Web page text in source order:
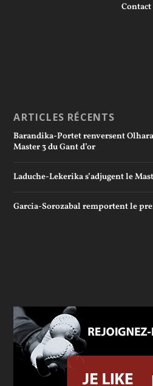
Contact
ARTICLES RÉCENTS
Barandika-Portet renversent
Master 3 du Gant d’or
Laduche-Lekerika s’adjugent le
Garcia-Sorozabal remportent le